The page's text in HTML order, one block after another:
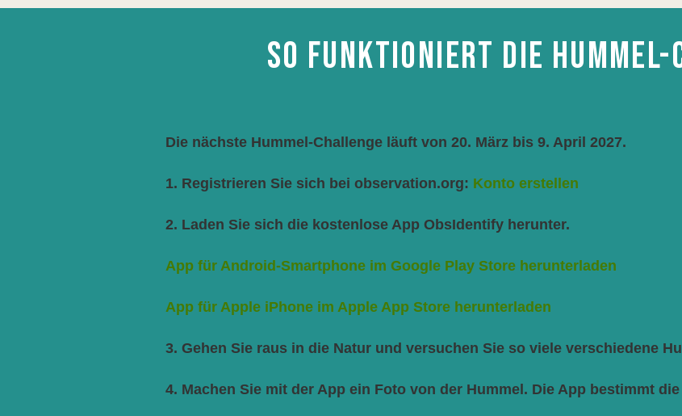
SO FUNKTIONIERT DIE HUMMEL-
Die nächste Hummel-Challenge läuft von 20. März bis 9. April 2027.
1. Registrieren Sie sich bei observation.org: Konto erstellen
2. Laden Sie sich die kostenlose App ObsIdentify herunter.
App für Android-Smartphone im Google Play Store herunterladen
App für Apple iPhone im Apple App Store herunterladen
3. Gehen Sie raus in die Natur und versuchen Sie so viele verschiedene
4. Machen Sie mit der App ein Foto von der Hummel. Die App bestimmt